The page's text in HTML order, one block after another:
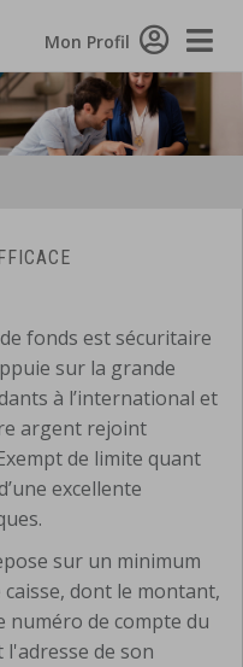
Toggle
Mon Profil
fonds est sécuritaire
sur la grande
à l’international et
argent rejoint
de limite quant
excellente
sur un minimum
dont le montant,
numéro de compte du
de son